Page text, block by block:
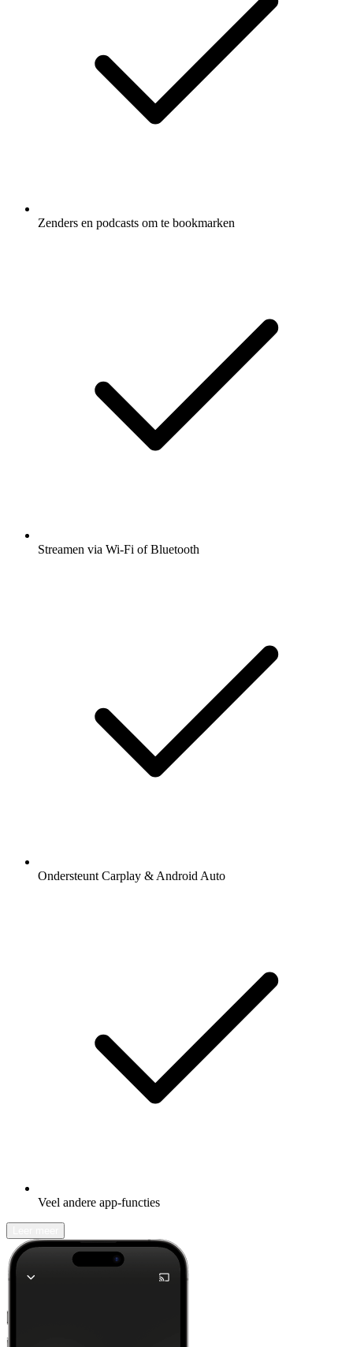
Zenders en podcasts om te bookmarken
Streamen via Wi-Fi of Bluetooth
Ondersteunt Carplay & Android Auto
Veel andere app-functies